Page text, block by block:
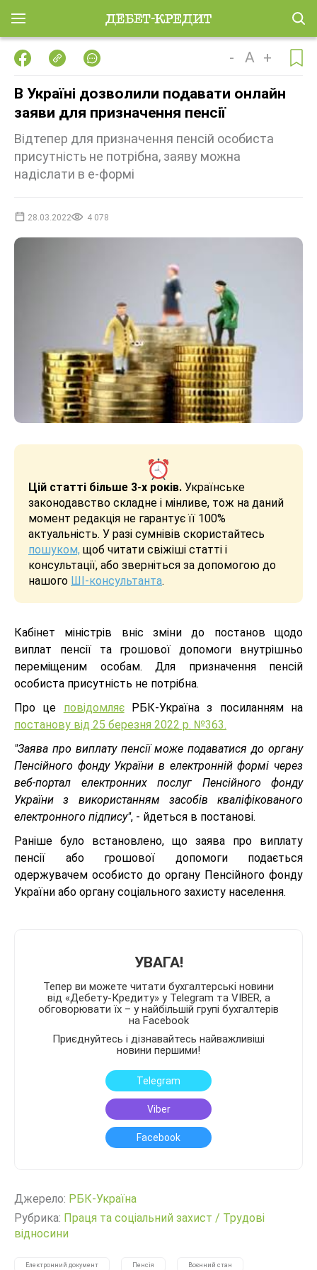
- A +
В Україні дозволили подавати онлайн
заяви для призначення пенсії
Відтепер для призначення пенсій особиста
присутність не потрібна, заяву можна
надіслати в е-формі
28.03.2022 4 078
Цій статті більше 3-х років. Українське
законодавство складне і мінливе, тож на даний
момент редакція не гарантує її 100%
актуальність. У разі сумнівів скористайтесь
пошуком, щоб читати свіжіші статті і
консультації, або зверніться за допомогою до
нашого ШІ-консультанта.
Кабінет міністрів вніс зміни до постанов щодо
виплат пенсії та грошової допомоги внутрішньо
переміщеним особам. Для призначення пенсій
особиста присутність не потрібна.
Про це повідомляєРБК-Україна з посиланням на
постанову від 25 березня 2022 р. №363.
"Заява про виплату пенсії може подаватися до органу
Пенсійного фонду України в електронній формі через
веб-портал електронних послуг Пенсійного фонду
України з використанням засобів кваліфікованого
електронного підпису", - йдеться в постанові.
Раніше було встановлено, що заява про виплату
пенсії або грошової допомоги подається
одержувачем особисто до органу Пенсійного фонду
України або органу соціального захисту населення.
УВАГА!
Тепер ви можете читати бухгалтерські новини
від «Дебету-Кредиту» у Telegram та VIBER, а
обговорювати їх – у найбільшій групі бухгалтерів
на Facebook
Приєднуйтесь і дізнавайтесь найважливіші
новини першими!
Telegram
Viber
Facebook
Джерело: РБК-Україна
Рубрика: Праця та соціальний захист / Трудові
відносини
Електронний документ Пенсія Воєнний стан